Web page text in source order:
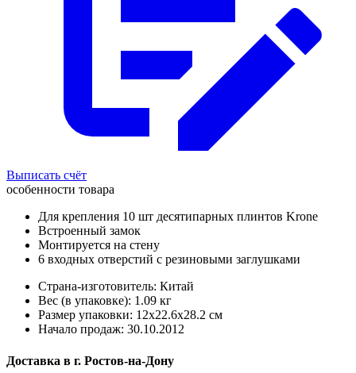
Выписать счёт
особенности товара
Для крепления 10 шт десятипарных плинтов Krone
Встроенный замок
Монтируется на стену
6 входных отверстий с резиновыми заглушками
Страна-изготовитель: Китай
Вес (в упаковке): 1.09 кг
Размер упаковки: 12x22.6x28.2 см
Начало продаж: 30.10.2012
Доставка в г. Ростов-на-Дону